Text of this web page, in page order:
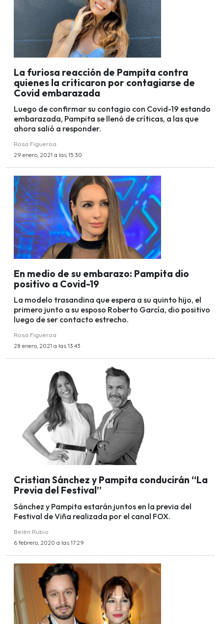
La furiosa reacción de Pampita contra
quienes la criticaron por contagiarse de
Covid embarazada
Luego de confirmar su contagio con Covid-19 estando
embarazada, Pampita se llenó de críticas, a las que
ahora salió a responder.
Rosa Figueroa
29 enero, 2021 a las 15:30
En medio de su embarazo: Pampita dio
positivo a Covid-19
La modelo trasandina que espera a su quinto hijo, el
primero junto a su esposo Roberto García, dio positivo
luego de ser contacto estrecho.
Rosa Figueroa
28 enero, 2021 a las 13:43
Cristian Sánchez y Pampita conducirán “La
Previa del Festival”
Sánchez y Pampita estarán juntos en la previa del
Festival de Viña realizada por el canal FOX.
Belén Rubio
6 febrero, 2020 a las 17:29